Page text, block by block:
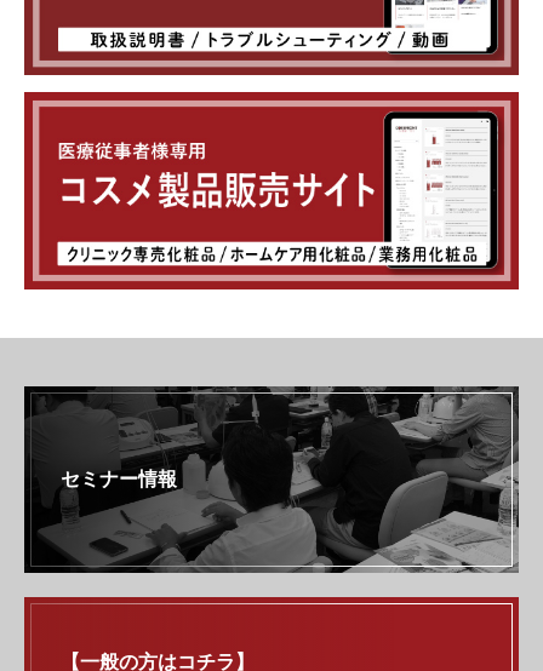
セミナー情報
【一般の方はコチラ】